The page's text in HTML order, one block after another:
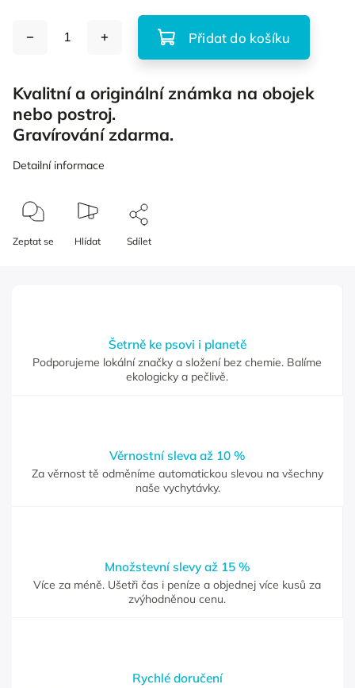
Přidat do košíku
Kvalitní a originální známka na obojek
nebo postroj.
Gravírování zdarma.
Detailní informace
Zeptat se Hlídat Sdílet
Šetrně ke psovi i planetě
Podporujeme lokální značky a složení bez chemie. Balíme
ekologicky a pečlivě.
Věrnostní sleva až 10 %
Za věrnost tě odměníme automatickou slevou na všechny
naše vychytávky.
Množstevní slevy až 15 %
Více za méně. Ušetři čas i peníze a objednej více kusů za
zvýhodněnou cenu.
Rychlé doručení